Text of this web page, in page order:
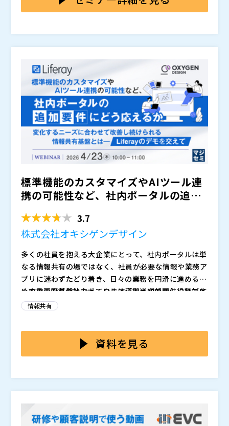
参加ください。
申込みについては、お断りさせていただく場合がござい
ンツ戦略を通じた企業のデジタル化支援に携わったの
タル化を推進するワークフローSaaS「kickflow」のマ
ーケティングを担当し、情報システム部門やDX推進部
門との接点を日々深めている。
株式会社オープンソース活用研究所（）
マジセミ株式会社（）
※共催、協賛、協力、講演企業は将来的に追加、削除さ
れる可能性があります。
標準機能のカスタマイズやAIツール連
携の可能性など、社内ポータルの追加
3.7
株式会社オキシゲンデザイン
多くの社員を抱える大企業にとって、社内ポータルは単
なる情報共有の場ではなく、社員が必要な情報や業務ア
プリに迷わずたどり着き、日々の業務を円滑に進めるた
めの重要な基盤となっています。拠点や部門、役割ごと
に扱う情報や業務プロセスが異なり、働き方や利用環境
率の向上に貢献する役割が求められています。
一方で、既存の社内ポータルは導入当初の要件には対応
できていても、運用を続ける中で生まれる新たな追加要
い、利用者の使いやすさに合わせて導線を見直したい、
AIツール連携も視野に入れて情報活用の幅を広げたいと
提とした運用が中心となるため、自社の要件に合わせて
柔軟に対応することが難しくなりがちです。その結果、
必要な改善が進まず、現場にとって使いやすい環境を維
持しにくくなるだけでなく、社内ポータルが本来持つ業
要件に応えながら、現場にとって使いやすい環境を継続
的に実現していくために、なぜ拡張性やカスタマイズ性
で、により、標準機能のカスタマイズやAIツール連携の
ニーズへの対応可能性（カスタマイズによる拡張を含
む）、また変化する要件に合わせて改善し続けられる情
報共有基盤をどのように実現できるのかを解説します。
株式会社オープンソース活用研究所（）
マジセミ株式会社（）
※共催、協賛、協力、講演企業は将来的に追加、削除さ
れる可能性があります。
情報共有
資料を見る